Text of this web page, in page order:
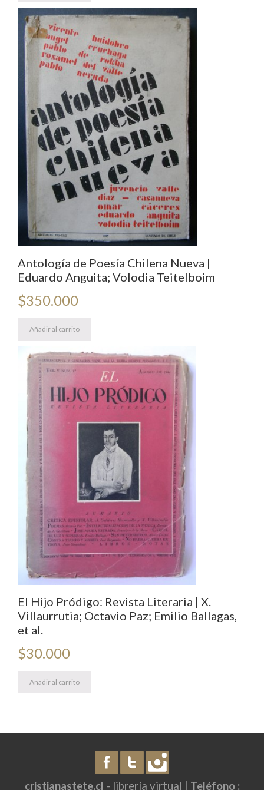
Antología de Poesía Chilena Nueva |
Eduardo Anguita; Volodia Teitelboim
$350.000
Añadir al carrito
El Hijo Pródigo: Revista Literaria | X.
Villaurrutia; Octavio Paz; Emilio Ballagas,
et al.
$30.000
Añadir al carrito
cristianastete.cl - librería virtual | Teléfono :